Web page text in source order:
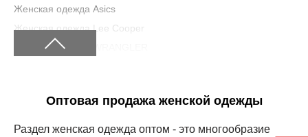
Женская одежда Asics
Женская одежда Lee Cooper
Женская одежда WRANGLER
Женская одежда The North Face
Женская одежда Napapijri
Оптовая продажа женской одежды
Раздел женская одежда оптом - это многообразие